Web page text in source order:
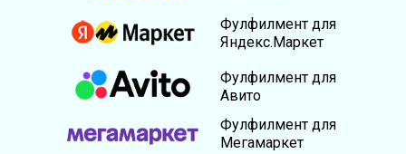
Фулфилмент для
Яндекс.Маркет
Фулфилмент для
Мегамаркет
Фулфилмент для
Авито